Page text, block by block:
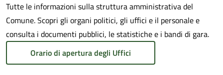
Tutte le informazioni sulla struttura amministrativa del
Comune. Scopri gli organi politici, gli uffici e il personale e
consulta i documenti pubblici, le statistiche e i bandi di gara.
Orario di apertura degli Uffici